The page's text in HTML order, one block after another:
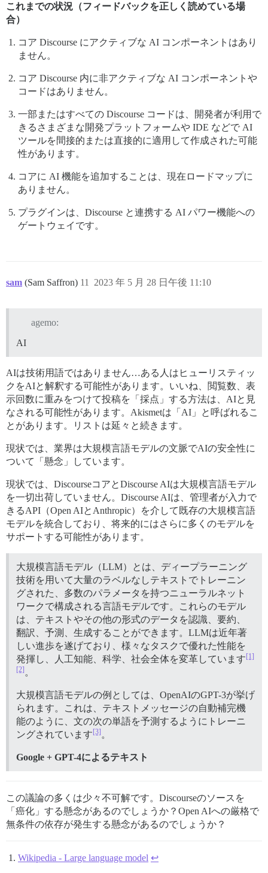
これまでの状況（フィードバックを正しく読めている場
合）
コア Discourse にアクティブな AI コンポーネントはあり
ません。
コア Discourse 内に非アクティブな AI コンポーネントや
コードはありません。
一部またはすべての Discourse コードは、開発者が利用で
きるさまざまな開発プラットフォームや IDE などで AI
ツールを間接的または直接的に適用して作成された可能
性があります。
コアに AI 機能を追加することは、現在ロードマップに
ありません。
プラグインは、Discourse と連携する AI パワー機能への
ゲートウェイです。
sam (Sam Saffron) 2023 年 5 月 28 日午後 11:10
11
agemo:
AI
AIは技術用語ではありません…ある人はヒューリスティッ
クをAIと解釈する可能性があります。いいね、閲覧数、表
示回数に重みをつけて投稿を「採点」する方法は、AIと見
なされる可能性があります。Akismetは「AI」と呼ばれるこ
とがあります。リストは延々と続きます。
現状では、業界は大規模言語モデルの文脈でAIの安全性に
ついて「懸念」しています。
現状では、DiscourseコアとDiscourse AIは大規模言語モデル
を一切出荷していません。Discourse AIは、管理者が入力で
きるAPI（Open AIとAnthropic）を介して既存の大規模言語
モデルを統合しており、将来的にはさらに多くのモデルを
サポートする可能性があります。
大規模言語モデル（LLM）とは、ディープラーニング
技術を用いて大量のラベルなしテキストでトレーニン
グされた、多数のパラメータを持つニューラルネット
ワークで構成される言語モデルです。これらのモデル
は、テキストやその他の形式のデータを認識、要約、
翻訳、予測、生成することができます。LLMは近年著
しい進歩を遂げており、様々なタスクで優れた性能を
発揮し、人工知能、科学、社会全体を変革しています[1]
[2] 。
大規模言語モデルの例としては、OpenAIのGPT-3が挙げ
られます。これは、テキストメッセージの自動補完機
能のように、文の次の単語を予測するようにトレーニ
ングされています[3] 。
Google + GPT-4によるテキスト
この議論の多くは少々不可解です。Discourseのソースを
「癌化」する懸念があるのでしょうか？Open AIへの厳格で
無条件の依存が発生する懸念があるのでしょうか？
Wikipedia - Large language model ↩︎